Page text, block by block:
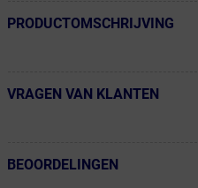
← Terug naar productnavigatie
PRODUCTOMSCHRIJVING
← Terug naar productnavigatie
VRAGEN VAN KLANTEN
← Terug naar productnavigatie
BEOORDELINGEN